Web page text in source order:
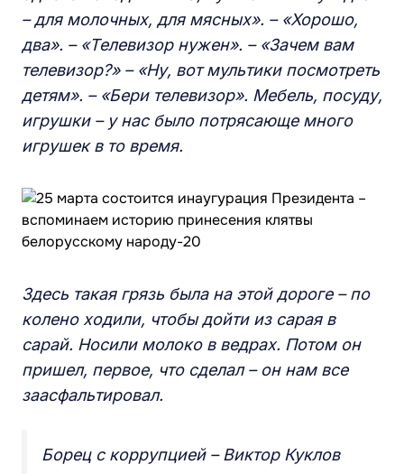
– для молочных, для мясных». – «Хорошо,
два». – «Телевизор нужен». – «Зачем вам
телевизор?» – «Ну, вот мультики посмотреть
детям». – «Бери телевизор». Мебель, посуду,
игрушки – у нас было потрясающе много
игрушек в то время.
Здесь такая грязь была на этой дороге – по
колено ходили, чтобы дойти из сарая в
сарай. Носили молоко в ведрах. Потом он
пришел, первое, что сделал – он нам все
заасфальтировал.
Борец с коррупцией – Виктор Куклов